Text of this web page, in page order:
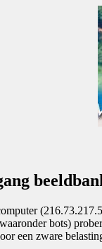
bots)
een zware